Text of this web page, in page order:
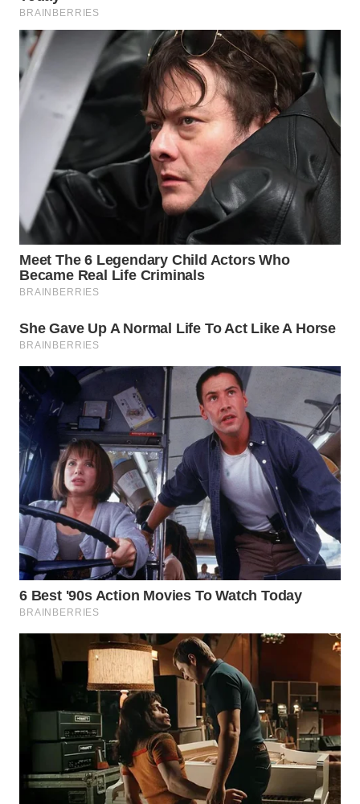
Wahana
Media
Group
WAHANA
TANI
WAHANA
ADVOKAT
WAHANA
WAHANA
WAHANA
LISTRIK
WAHANA
TRAVEL
WAHANA
TV
WAHANANEWS
ID
WAHANANEWS
CO ID
WAHANANEWS
NET
WAHANA
SPORT